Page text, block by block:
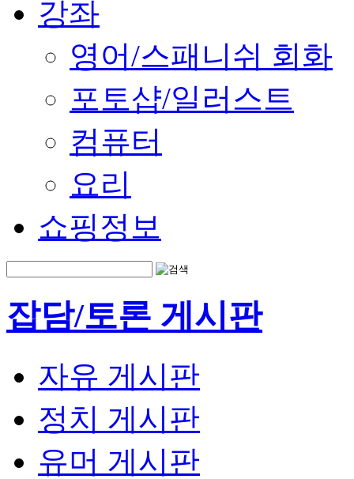
강좌
영어/스패니쉬 회화
포토샵/일러스트
컴퓨터
요리
쇼핑정보
잡담/토론 게시판
자유 게시판
정치 게시판
유머 게시판